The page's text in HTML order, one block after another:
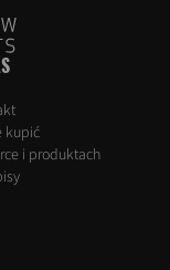
kupić
i produktach